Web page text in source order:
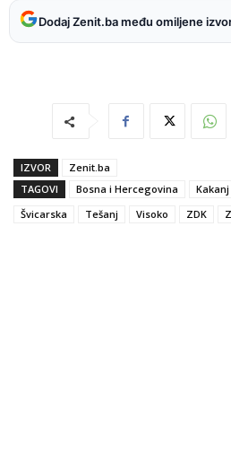
Dodaj Zenit.ba među omiljene
IZVOR
Zenit.ba
TAGOVI
Bosna i Hercegovina Kakanj
Švicarska
Tešanj Visoko ZDK